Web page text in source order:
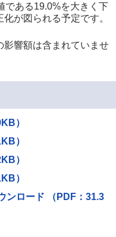
である19.0%を大きく下
が図られる予定です。
影響額は含まれていませ
）
）
）
）
ンロード （PDF：31.3